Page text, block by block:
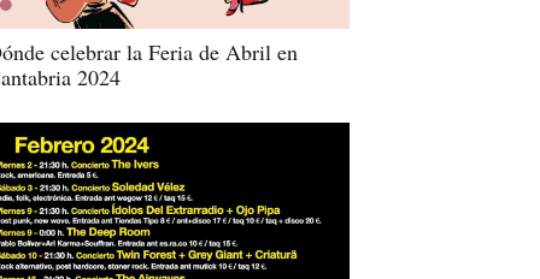
celebrar la Feria de Abril en
2024